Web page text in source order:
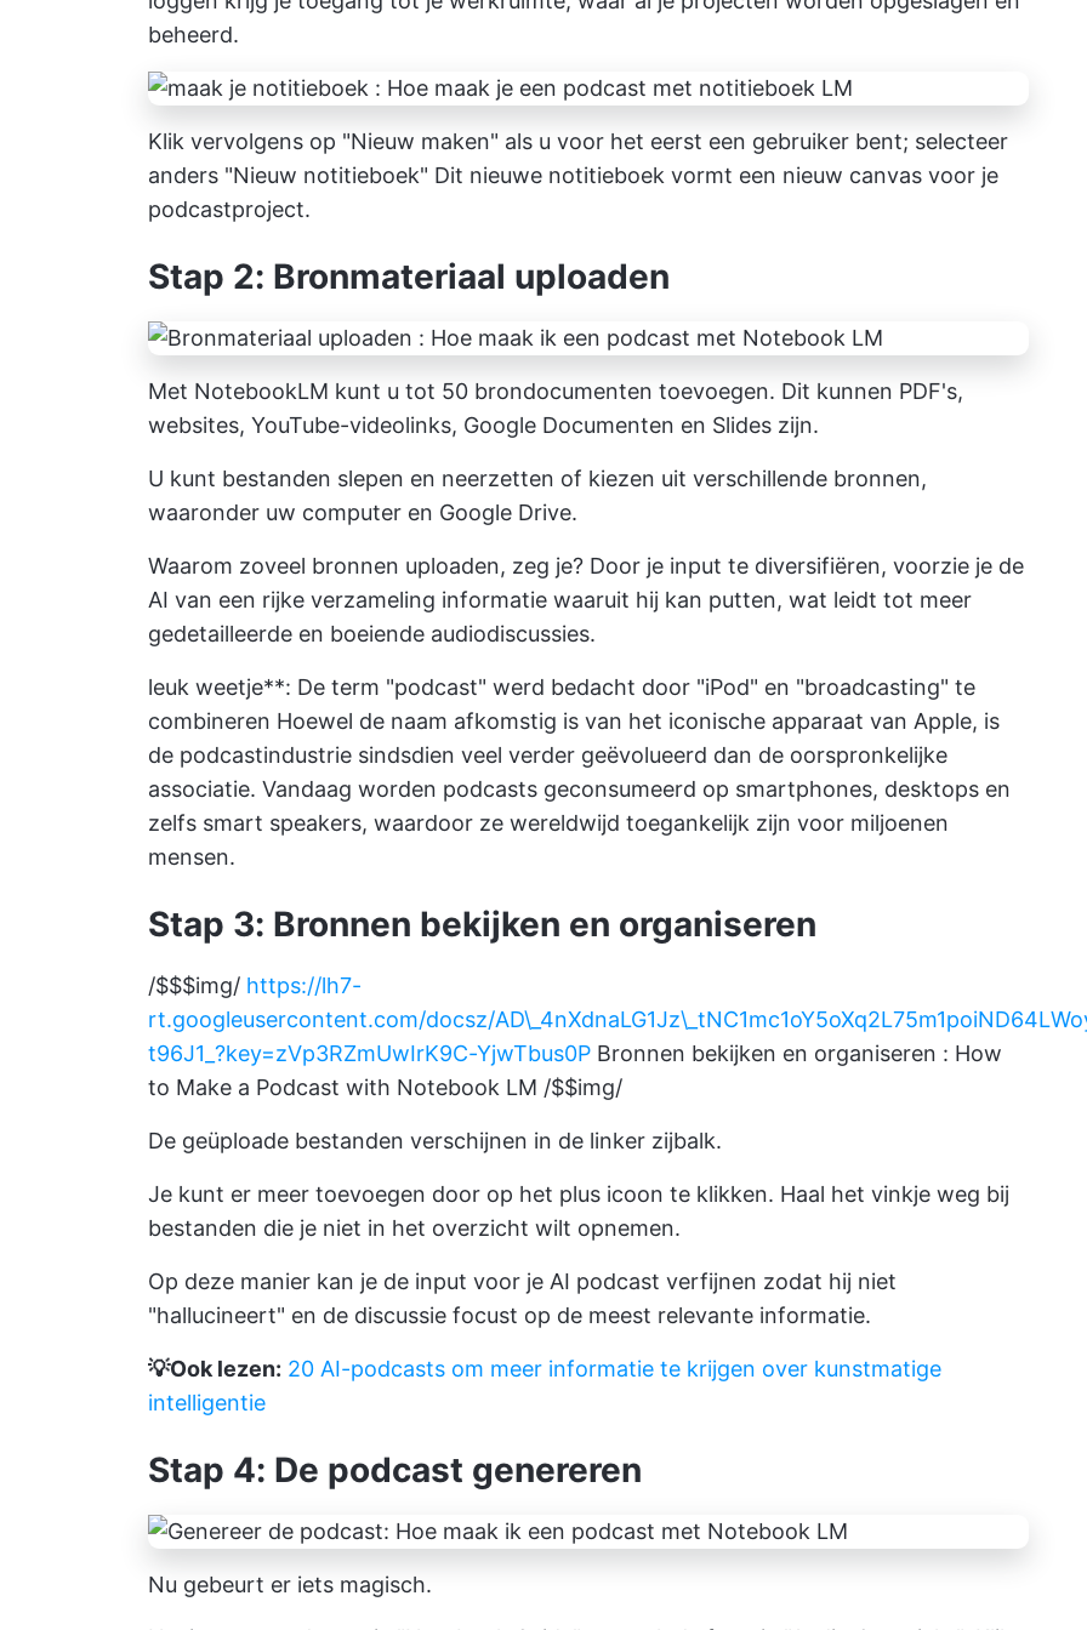
beheerd.
Klik vervolgens op "Nieuw maken" als u voor het eerst een gebruiker bent; selecteer
anders "Nieuw notitieboek" Dit nieuwe notitieboek vormt een nieuw canvas voor je
podcastproject.
Stap 2: Bronmateriaal uploaden
Met NotebookLM kunt u tot 50 brondocumenten toevoegen. Dit kunnen PDF's,
websites, YouTube-videolinks, Google Documenten en Slides zijn.
U kunt bestanden slepen en neerzetten of kiezen uit verschillende bronnen,
waaronder uw computer en Google Drive.
Waarom zoveel bronnen uploaden, zeg je? Door je input te diversifiëren, voorzie je de
AI van een rijke verzameling informatie waaruit hij kan putten, wat leidt tot meer
gedetailleerde en boeiende audiodiscussies.
leuk weetje**: De term "podcast" werd bedacht door "iPod" en "broadcasting" te
combineren Hoewel de naam afkomstig is van het iconische apparaat van Apple, is
de podcastindustrie sindsdien veel verder geëvolueerd dan de oorspronkelijke
associatie. Vandaag worden podcasts geconsumeerd op smartphones, desktops en
zelfs smart speakers, waardoor ze wereldwijd toegankelijk zijn voor miljoenen
mensen.
Stap 3: Bronnen bekijken en organiseren
/$$$img/ https://lh7-
rt.googleusercontent.com/docsz/
t96J1_?key=zVp3RZmUwIrK9C-YjwTbus0P Bronnen bekijken en organiseren : How
to Make a Podcast with Notebook LM /$$img/
De geüploade bestanden verschijnen in de linker zijbalk.
Je kunt er meer toevoegen door op het plus icoon te klikken. Haal het vinkje weg bij
bestanden die je niet in het overzicht wilt opnemen.
Op deze manier kan je de input voor je AI podcast verfijnen zodat hij niet
"hallucineert" en de discussie focust op de meest relevante informatie.
💡Ook lezen: 20 AI-podcasts om meer informatie te krijgen over kunstmatige
intelligentie
Stap 4: De podcast genereren
Nu gebeurt er iets magisch.